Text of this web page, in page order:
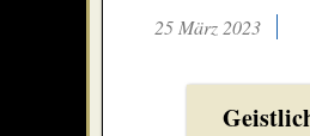
25 März 2023